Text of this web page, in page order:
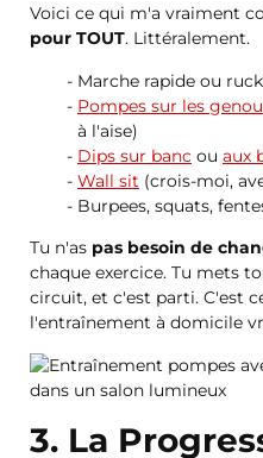
Voici ce qui m'a vraiment
pour TOUT. Littéralement.
Marche rapide ou
Pompes sur les
à l'aise)
Dips sur banc ou aux
Wall sit (crois-moi,
Burpees, squats,
Tu n'as pas besoin de
chaque exercice. Tu mets
circuit, et c'est parti. C'est
l'entraînement à domicile
3. La